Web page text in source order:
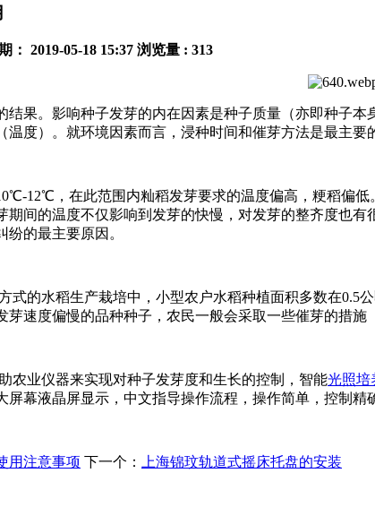
： 2019-05-18 15:37 浏览量 : 313
结果。影响种子发芽的内在因素是种子质量（亦即种子
度）。就环境因素而言，浸种时间和催芽方法是最主要
12℃，在此范围内籼稻发芽要求的温度偏高，粳稻偏
期间的温度不仅影响到发芽的快慢，对发芽的整齐度也
的最主要原因。
的水稻生产栽培中，小型农户水稻种植面积多数在0.5
芽速度偏慢的品种种子，农民一般会采取一些催芽的措
业仪器来实现对种子发芽度和生长的控制，智能光照培
幕液晶屏显示，中文指导操作流程，操作简单，控制精
用注意事项 下一个： 上海锦玟轨道式摇床托盘的安装